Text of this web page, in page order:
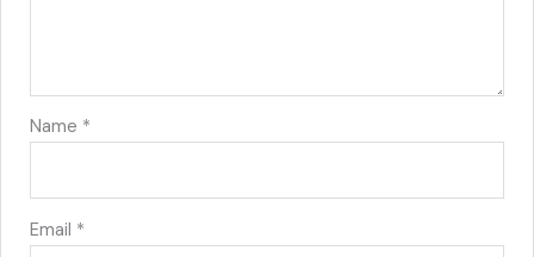
Name *
Email *